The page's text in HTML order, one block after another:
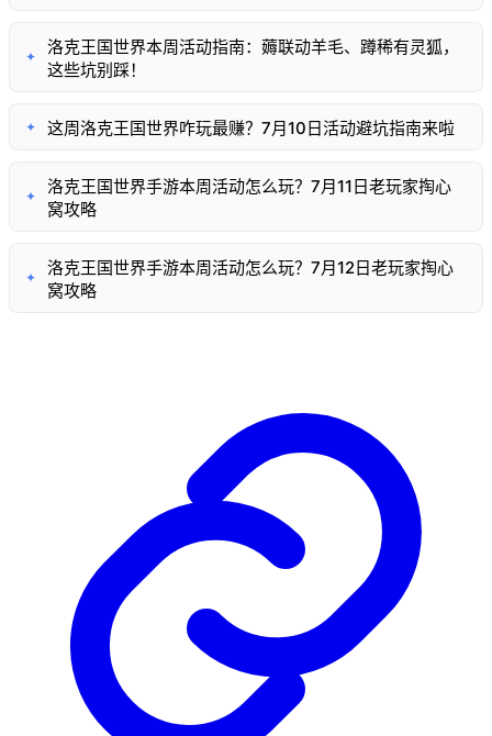
✦
洛克王国世界本周活动指南：薅联动羊毛、蹲稀有灵狐，
这些坑别踩！
✦ 这周洛克王国世界咋玩最赚？7月10日活动避坑指南来啦
✦
洛克王国世界手游本周活动怎么玩？7月11日老玩家掏心
窝攻略
✦
洛克王国世界手游本周活动怎么玩？7月12日老玩家掏心
窝攻略